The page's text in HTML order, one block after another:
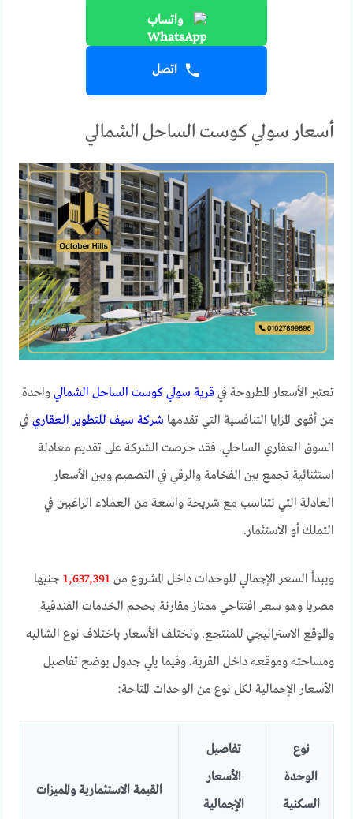
واتساب
اتصل
أسعار سولي كوست الساحل الشمالي
تعتبر الأسعار المطروحة في قرية سولي كوست الساحل الشمالي واحدة
من أقوى المزايا التنافسية التي تقدمها شركة سيف للتطوير العقاري في
السوق العقاري الساحلي. فقد حرصت الشركة على تقديم معادلة
استثنائية تجمع بين الفخامة والرقي في التصميم وبين الأسعار
العادلة التي تتناسب مع شريحة واسعة من العملاء الراغبين في
التملك أو الاستثمار.
ويبدأ السعر الإجمالي للوحدات داخل المشروع من1,637,391 جنيها
مصريا وهو سعر افتتاحي ممتاز مقارنة بحجم الخدمات الفندقية
والموقع الاستراتيجي للمنتجع. وتختلف الأسعار باختلاف نوع الشاليه
ومساحته وموقعه داخل القرية. وفيما يلي جدول يوضح تفاصيل
الأسعار الإجمالية لكل نوع من الوحدات المتاحة:
نوع
الوحدة
السكنية
تفاصيل
الأسعار
الإجمالية
القيمة الاستثمارية والمميزات